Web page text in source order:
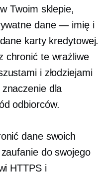
Twoim sklepie,
dane — imię i
karty kredytowej.
chronić te wrażliwe
i złodziejami
dla
odbiorców.
dane swoich
do swojego
HTTPS i